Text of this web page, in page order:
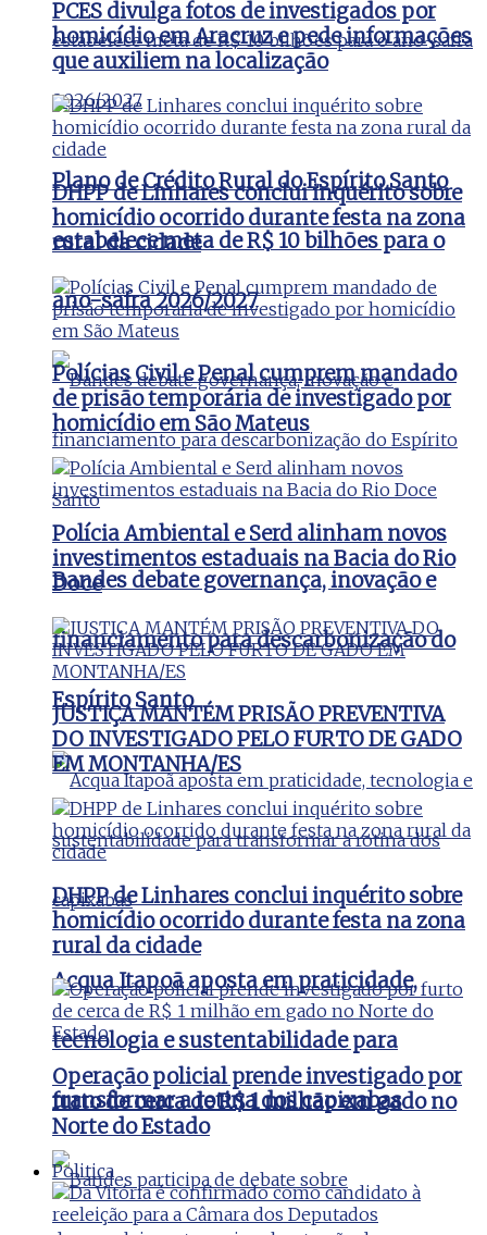
Plano de Crédito Rural do Espírito Santo
estabelece meta de R$ 10 bilhões para o
ano-safra 2026/2027
Bandes debate governança, inovação e
financiamento para descarbonização do
Espírito Santo
Acqua Itapoã aposta em praticidade,
tecnologia e sustentabilidade para
transformar a rotina dos capixabas
PCES divulga fotos de investigados por
homicídio em Aracruz e pede informações
que auxiliem na localização
DHPP de Linhares conclui inquérito sobre
homicídio ocorrido durante festa na zona
rural da cidade
Polícias Civil e Penal cumprem mandado
de prisão temporária de investigado por
homicídio em São Mateus
Polícia Ambiental e Serd alinham novos
investimentos estaduais na Bacia do Rio
Doce
JUSTIÇA MANTÉM PRISÃO PREVENTIVA
DO INVESTIGADO PELO FURTO DE GADO
EM MONTANHA/ES
DHPP de Linhares conclui inquérito sobre
homicídio ocorrido durante festa na zona
rural da cidade
Operação policial prende investigado por
furto de cerca de R$ 1 milhão em gado no
Norte do Estado
Politica